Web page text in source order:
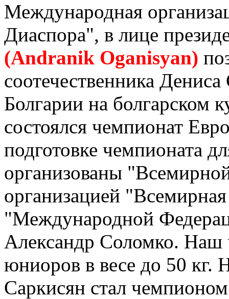
Международная
Диаспора", в лице
(Andranik Oganisyan)
соотечественника
Болгарии на болгарском
состоялся чемпионат
подготовке чемпионата
организованы
организацией
"Международной
Александр Соломко. Наш
юниоров в весе до 50 кг.
Саркисян стал